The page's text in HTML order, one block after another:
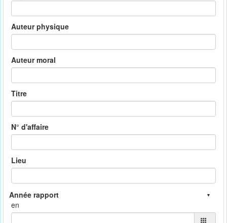
Auteur physique
Auteur moral
Titre
N° d'affaire
Lieu
en